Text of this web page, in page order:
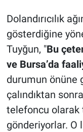
Dolandırıcılık
gösterdiğine
Tuyğun, "Bu
ve Bursa’da
durumun önüne
çalındıktan
telefoncu olarak
gönderiyorlar. O